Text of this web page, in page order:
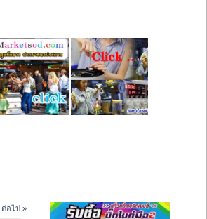
ต่อไป »